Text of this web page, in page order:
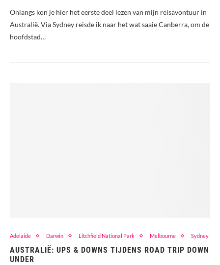
Onlangs kon je hier het eerste deel lezen van mijn reisavontuur in
Australië. Via Sydney reisde ik naar het wat saaie Canberra, om de
hoofdstad…
Adelaide Darwin Litchfield National Park Melbourne Sydney
AUSTRALIË: UPS & DOWNS TIJDENS ROAD TRIP DOWN
UNDER